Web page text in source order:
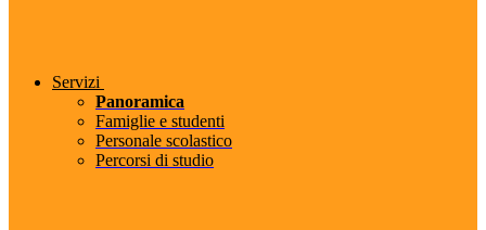
Servizi
Panoramica
Famiglie e studenti
Personale scolastico
Percorsi di studio